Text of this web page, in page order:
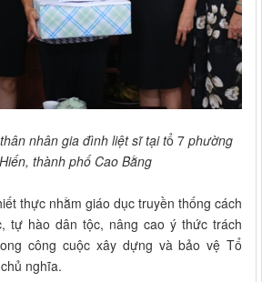
nhân gia đình liệt sĩ tại tổ 7 phường
thành phố Cao Bằng
thực nhằm giáo dục truyền thống cách
tự hào dân tộc, nâng cao ý thức trách
công cuộc xây dựng và bảo vệ Tổ
nghĩa.